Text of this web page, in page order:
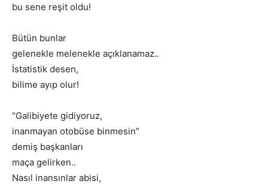
bu sene reşit oldu!
Bütün bunlar
gelenekle melenekle açıklanamaz..
İstatistik desen,
bilime ayıp olur!
“Galibiyete gidiyoruz,
inanmayan otobüse binmesin”
demiş başkanları
maça gelirken..
Nasıl inansınlar abisi,